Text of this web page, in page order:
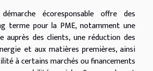
écoresponsable offre des
terme pour la PME, notamment une
auprès des clients, une réduction des
et aux matières premières, ainsi
à certains marchés ou financements